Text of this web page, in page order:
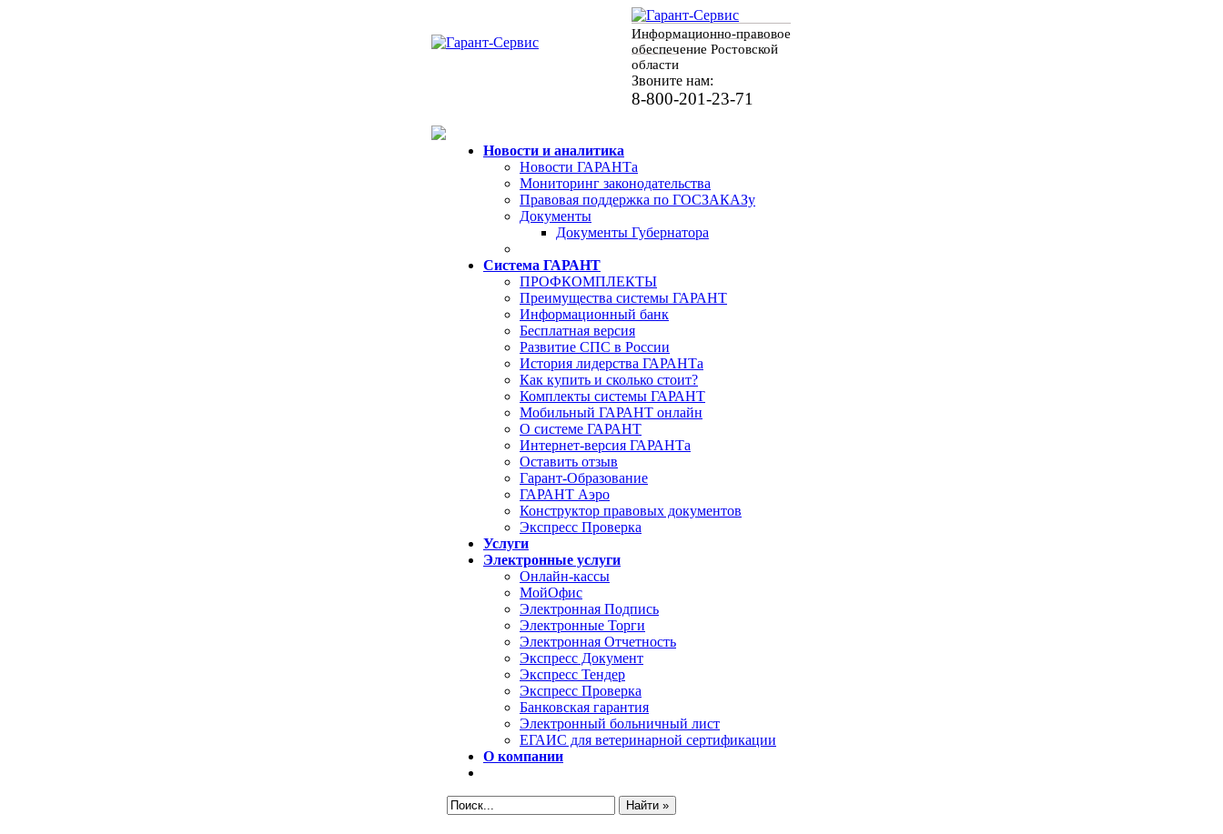
Информационно-правовое
обеспечение Ростовской
области
Звоните нам:
8-800-201-23-71
Новости и аналитика
Новости ГАРАНТа
Мониторинг законодательства
Правовая поддержка по ГОСЗАКАЗу
Документы
Документы Губернатора
Система ГАРАНТ
ПРОФКОМПЛЕКТЫ
Преимущества системы ГАРАНТ
Информационный банк
Бесплатная версия
Развитие СПС в России
История лидерства ГАРАНТа
Как купить и сколько стоит?
Комплекты системы ГАРАНТ
Мобильный ГАРАНТ онлайн
О системе ГАРАНТ
Интернет-версия ГАРАНТа
Оставить отзыв
Гарант-Образование
ГАРАНТ Аэро
Конструктор правовых документов
Экспресс Проверка
Услуги
Электронные услуги
Онлайн-кассы
МойОфис
Электронная Подпись
Электронные Торги
Электронная Oтчетность
Экспресс Документ
Экспресс Тендер
Экспресс Проверка
Банковская гарантия
Электронный больничный лист
ЕГАИС для ветеринарной сертификации
О компании